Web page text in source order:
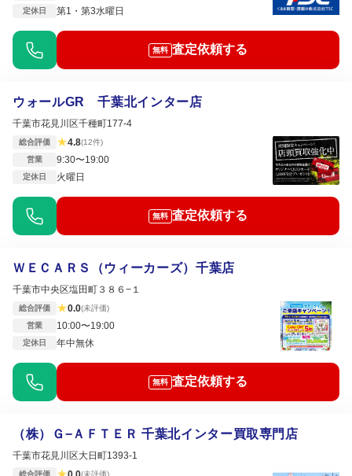
定休日 第1・第3水曜日
無料 査定依頼する
ウォールGR 千葉北インター店
千葉市花見川区千種町177-4
総合評価 ★4.8(12件)
営業
9:30〜19:00
定休日 火曜日
無料 査定依頼する
ＷＥＣＡＲＳ（ウィーカーズ）千葉店
千葉市中央区塩田町３８６−１
総合評価 ★0.0(未評価)
営業
10:00〜19:00
定休日 年中無休
無料 査定依頼する
（株）Ｇ−ＡＦＴＥＲ 千葉北インター買取専門店
千葉市花見川区大日町1393-1
総合評価 (未評価)